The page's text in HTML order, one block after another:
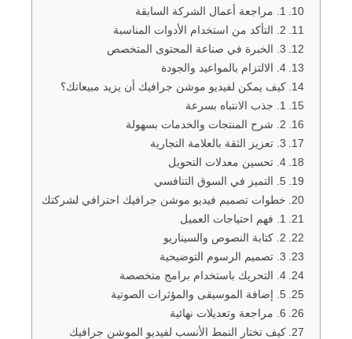
1. مراجعة أعمال الشركة السابقة
2. التأكد من استخدام الأدوات المناسبة
3. الخبرة في صناعة المحتوى المتخصص
4. الالتزام بالمواعيد والجودة
كيف يمكن لفيديو موشن جرافيك أن يزيد مبيعاتك؟
1. جذب الانتباه بسرعة
2. شرح المنتجات والخدمات بسهولة
3. تعزيز الثقة بالعلامة التجارية
4. تحسين معدلات التحويل
5. التميز في السوق التنافسي
خطوات تصميم فيديو موشن جرافيك احترافي لشركتك
1. فهم احتياجات العميل
2. كتابة النصوص والسيناريو
3. تصميم الرسوم التوضيحية
4. التحريك باستخدام برامج متخصصة
5. إضافة الموسيقى والمؤثرات الصوتية
6. مراجعة وتعديلات نهائية
كيف تختار النمط الأنسب لفيديو الموشن جرافيك